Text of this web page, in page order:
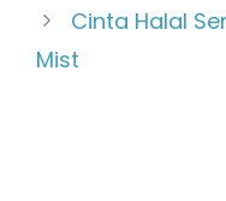
Cinta Halal
Mist